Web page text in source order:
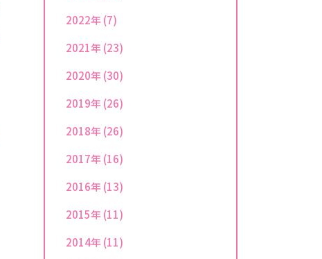
2022年(7)
2021年(23)
2020年(30)
2019年(26)
2018年(26)
2017年(16)
2016年(13)
2015年(11)
2014年(11)